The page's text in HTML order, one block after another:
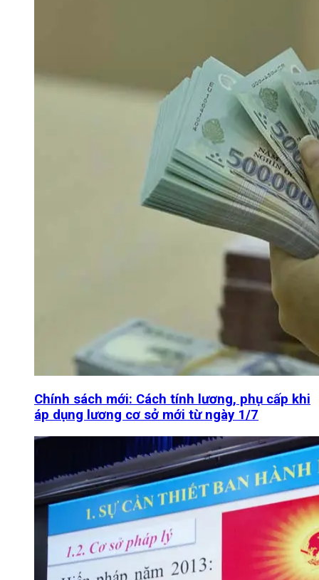
Chính sách mới: Cách tính lương, phụ cấp khi
áp dụng lương cơ sở mới từ ngày 1/7